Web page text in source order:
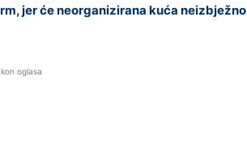
jer će neorganizirana kuća neizbježno
oglasa